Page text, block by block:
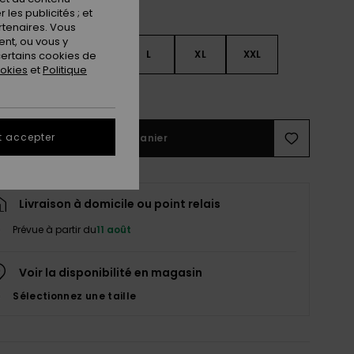
S M L XL XXL
Ajouter au panier
Livraison à domicile ou point relais
Prévue à partir du11 août
Voir la disponibilité en magasin
Sélectionnez une taille
les publicités ; et
Vous
ou vous y
cookies de
etPolitique
accepter